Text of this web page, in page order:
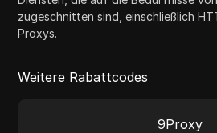
zugeschnitten sind, einschließlich
Proxys.
Weitere Rabattcodes
9Proxy